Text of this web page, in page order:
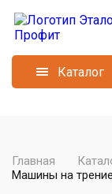
Каталог
Главная
Машины на